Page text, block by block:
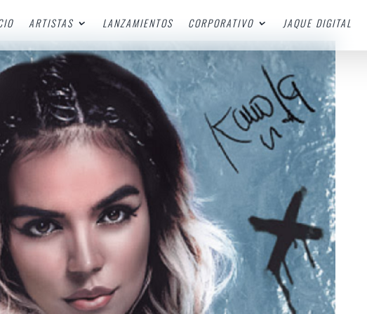
ARTISTAS LANZAMIENTOS CORPORATIVO JAQUE DIGITAL